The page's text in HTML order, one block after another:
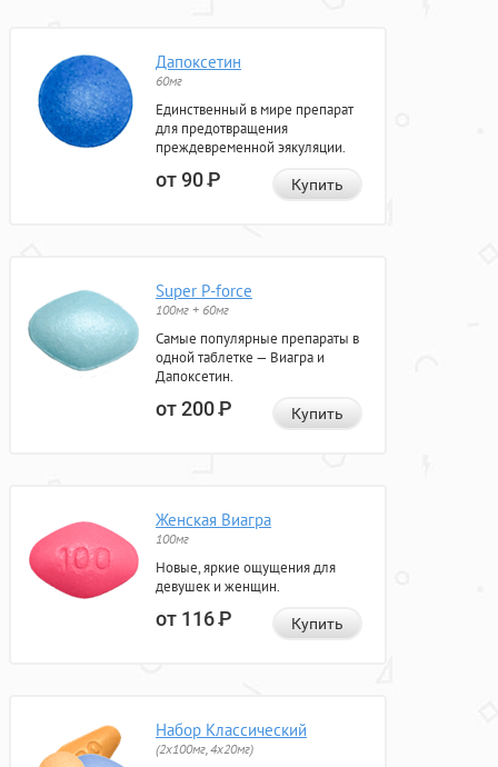
Дапоксетин
60мг
Единственный в мире препарат
для предотвращения
преждевременной эякуляции.
от 90Р Купить
Super P-force
100мг + 60мг
Самые популярные препараты в
одной таблетке — Виагра и
Дапоксетин.
от 200Р Купить
Женская Виагра
100мг
Новые, яркие ощущения для
девушек и женщин.
от 116Р Купить
Набор Классический
(2x100мг, 4x20мг)